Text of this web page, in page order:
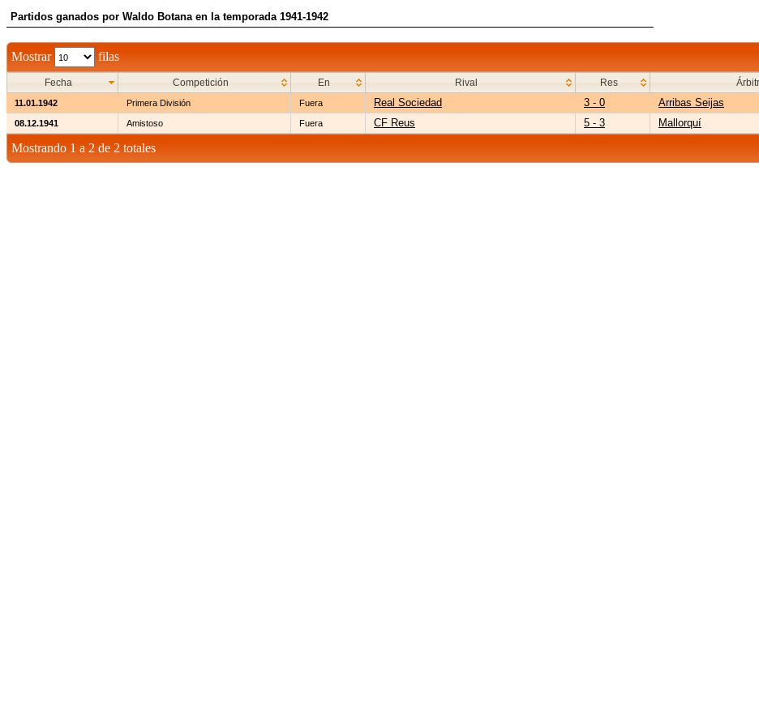
Partidos ganados por Waldo Botana en la temporada 1941-1942
Mostrar filas
Fecha Competición En Rival Res
11.01.1942 Primera División Fuera Real Sociedad 3 - 0 Arribas Seijas
08.12.1941 Amistoso Fuera CF Reus 5 - 3 Mallorquí
Mostrando 1 a 2 de 2 totales